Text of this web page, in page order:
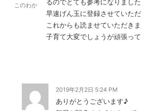
このわか
るのでとても参考になりました
早速げん玉に登録させていた
これからも読ませていただきま
子育て大変でしょうが頑張って
2019年2月2日 5:24 PM
ありがとうございます♪